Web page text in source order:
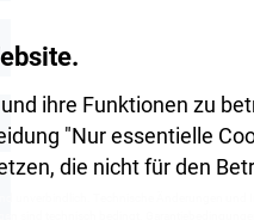
ihre Funktionen zu
"Nur essentielle
die nicht für den